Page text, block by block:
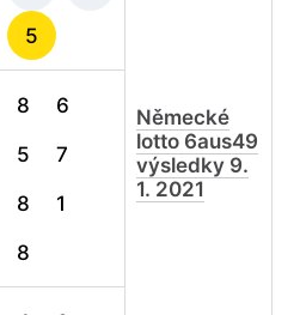
5
Německé
lotto 6aus49
výsledky 9.
1. 2021
8 6
5 7
8 1
8